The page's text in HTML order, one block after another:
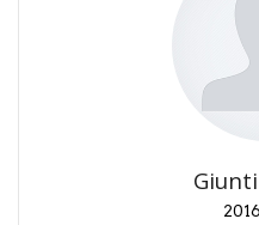
Consulenze editoriali.